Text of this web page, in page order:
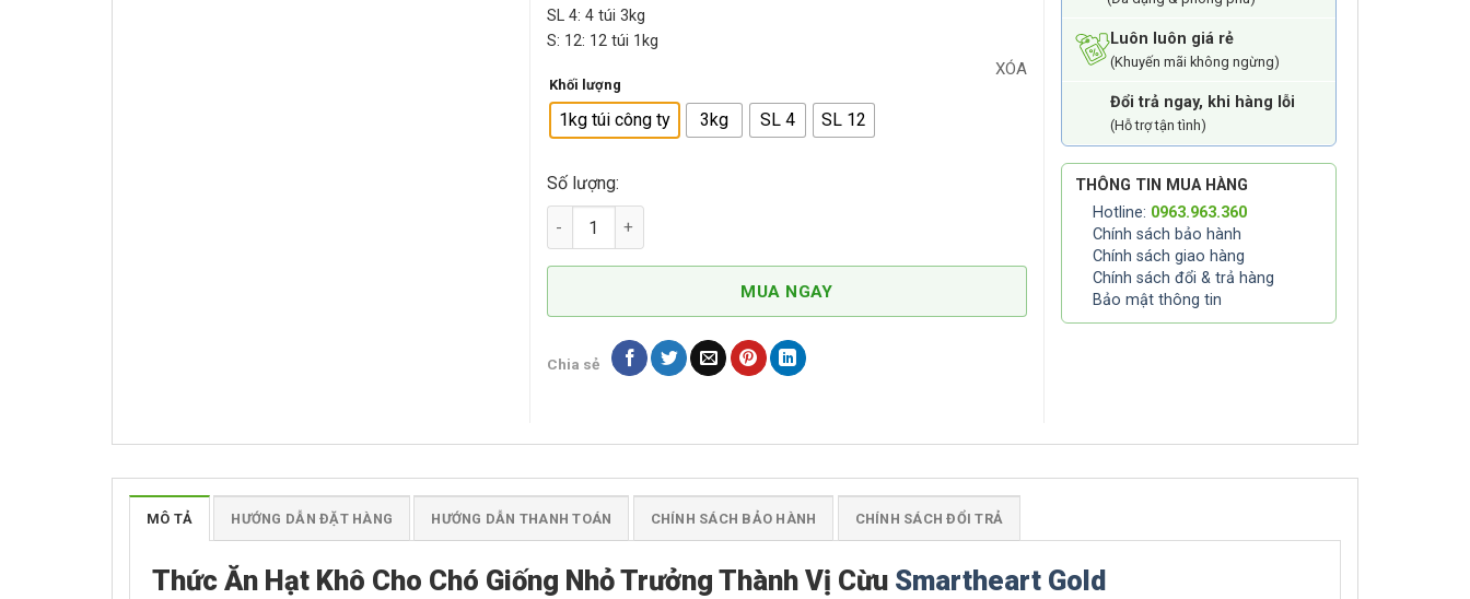
SL 4: 4 túi 3kg
S: 12: 12 túi 1kg
Khối lượng
1kg túi công ty 3kg SL 4 SL 12
XÓA
Số lượng:
Thức Ăn Hạt Khô Cho Chó Giống Nhỏ Trưởng Thành Vị Cừu Smartheart Gold số lượng
MUA NGAY
Chia sẻ
Luôn luôn giá rẻ
(Khuyến mãi không ngừng)
Đổi trả ngay, khi hàng lỗi
(Hỗ trợ tận tình)
THÔNG TIN MUA HÀNG
Hotline: 0963.963.360
Chính sách bảo hành
Chính sách giao hàng
Chính sách đổi & trả hàng
Bảo mật thông tin
MÔ TẢ HƯỚNG DẪN ĐẶT HÀNG HƯỚNG DẪN THANH TOÁN CHÍNH SÁCH BẢO HÀNH CHÍNH SÁCH ĐỔI TRẢ
Thức Ăn Hạt Khô Cho Chó Giống Nhỏ Trưởng Thành Vị Cừu Smartheart Gold